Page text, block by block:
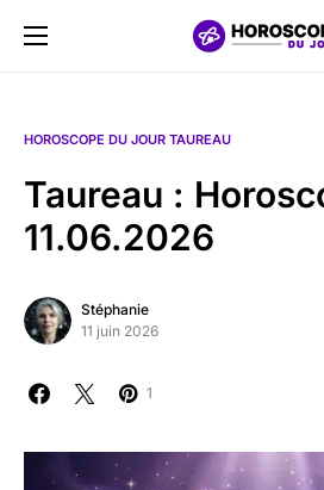
HOROSCOPE DU JOUR TAUREAU
Taureau :
11.06.2026
Stéphanie
11 juin 2026
1